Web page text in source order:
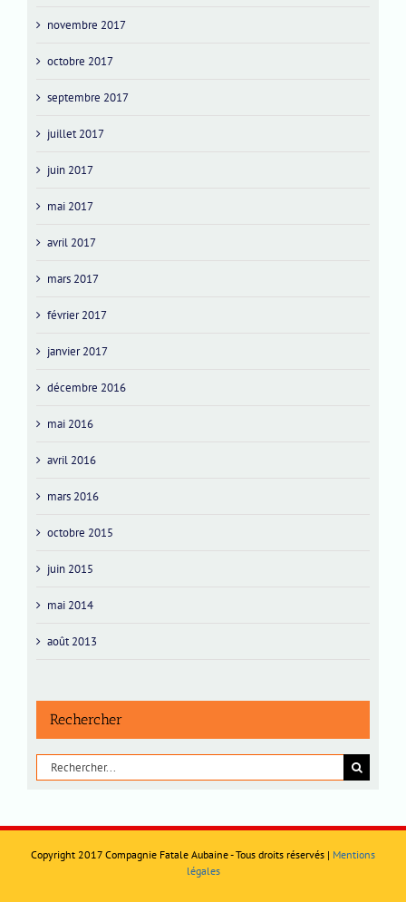
novembre 2017
octobre 2017
septembre 2017
juillet 2017
juin 2017
mai 2017
avril 2017
mars 2017
février 2017
janvier 2017
décembre 2016
mai 2016
avril 2016
mars 2016
octobre 2015
juin 2015
mai 2014
août 2013
Rechercher
Rechercher:
Copyright 2017 Compagnie Fatale Aubaine - Tous droits réservés | Mentions
légales